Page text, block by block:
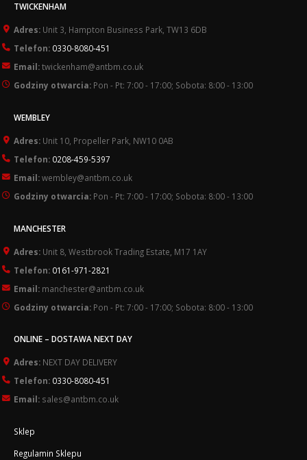
TWICKENHAM
Adres: Unit 3, Hampton Business Park, TW13 6DB
Telefon: 0330-8080-451
Email:twickenham@antbm.co.uk
Godziny otwarcia: Pon - Pt: 7:00 - 17:00; Sobota: 8:00 - 13:00
WEMBLEY
Adres: Unit 10, Propeller Park, NW10 0AB
Telefon: 0208-459-5397
Email:wembley@antbm.co.uk
Godziny otwarcia: Pon - Pt: 7:00 - 17:00; Sobota: 8:00 - 13:00
MANCHESTER
Adres: Unit 8, Westbrook Trading Estate, M17 1AY
Telefon: 0161-971-2821
Email: manchester@antbm.co.uk
Godziny otwarcia: Pon - Pt: 7:00 - 17:00; Sobota: 8:00 - 13:00
ONLINE – DOSTAWA NEXT DAY
Adres: NEXT DAY DELIVERY
Telefon: 0330-8080-451
Email: sales@antbm.co.uk
Sklep
Regulamin Sklepu